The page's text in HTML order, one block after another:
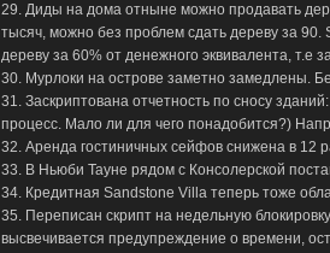
29. Диды на дома отныне можно продавать
тысяч, можно без проблем сдать дереву за
дереву за 60% от денежного эквивалента, т.е
30. Мурлоки на острове заметно замедлены.
31. Заскриптована отчетность по сносу
процесс. Мало ли для чего понадобится?)
32. Аренда гостиничных сейфов снижена в 12
33. В Ньюби Тауне рядом с Консолерской
34. Кредитная Sandstone Villa теперь тоже
35. Переписан скрипт на недельную
высвечивается предупреждение о времени,